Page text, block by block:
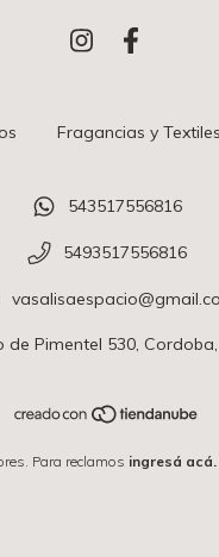
Fragancias y Textiles
543517556816
5493517556816
de Pimentel 530,
Para reclamos ingresá acá.